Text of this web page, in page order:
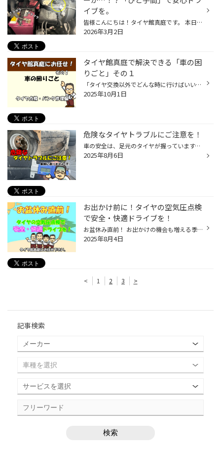
イブを。
皆様こんにちは！タイヤ館真庭です。 本日は、オイル交換でご来店いただいたお車の「安全点検」での一コマをご紹介します。 点検で見つかった「ヒヤリ」とする箇所 いつものようにボンネットを開け、各部をチェックしていたところ… バッテリーを固定するための「ステー（金具）」が外れてしまってい...
2026年3月2日
タイヤ館真庭で解決できる「車の困
りごと」その１
「タイヤ交換以外でどんな時に行けばいいの？」と思っているお客様、 真庭の皆さんの「車の困った！」をタイヤ館真庭が解決します！！！！ 「最近、愛車の調子がイマイチ…でもどこに相談したら？」 「遠出の前に点検したいけど、どこを見たらいいかわからない」 真庭エリアの皆さん、そんな車の困り...
2025年10月1日
危険なタイヤトラブルにご注意を！
車の安全は、足元のタイヤが握っています。 見た目には問題なさそうに見えても、気づかないうちに危険な状態になっていることも。 今回は特に注意が必要な3つのタイヤトラブルについて、その原因と対策を解説します。 突然の破裂！「バースト」 バーストとは、タイヤが走行中に突然破裂する現象です...
2025年8月6日
お出かけ前に！タイヤの空気圧点検
で安全・快適ドライブを！
お盆休み直前！ お出かけの機会も増える季節ですね。 タイヤ館真庭では、皆様に安心してドライブを楽しんでいただくために、 お出かけ前のタイヤ空気圧点検をおすすめしています！ 「空気圧の点検ってそんなに重要？」 と思われる方もいらっしゃるかもしれませんが、実はとっても大切なんです。 な...
2025年8月4日
< 1 2 3 >
記事検索